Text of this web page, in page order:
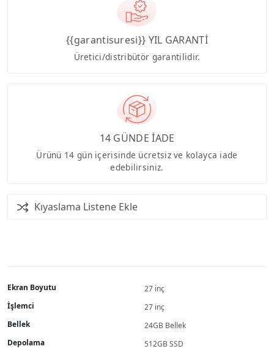
{{garantisuresi}} YIL GARANTİ
Üretici/distribütör garantilidir.
14 GÜNDE İADE
Ürünü 14 gün içerisinde ücretsiz ve kolayca iade
edebilirsiniz.
Kıyaslama Listene Ekle
Ekran Boyutu
27 inç
İşlemci
27 inç
Bellek
24GB Bellek
Depolama
512GB SSD